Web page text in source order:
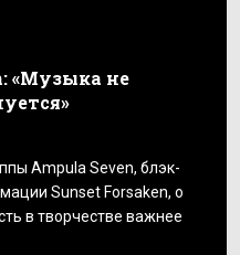
«Музыка не
Ampula Seven, блэк-
Sunset Forsaken, о
в творчестве важнее